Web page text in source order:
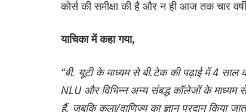
कोर्स की समीक्षा की है और न ही आज तक चार
याचिका में कहा गया,
“बी. यूटी के माध्यम से बी.टेक की पढ़ाई में 4 साल
NLU और विभिन्न अन्य संबद्ध कॉलेजों के माध्यम
हैं, जबकि कला/वाणिज्य का ज्ञान प्रदान किया